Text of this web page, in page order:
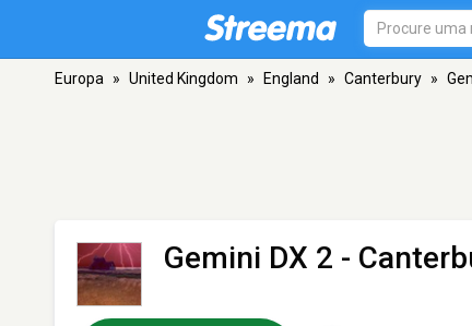
Europa » United Kingdom » England » Canterbury »
Gemini DX 2 -